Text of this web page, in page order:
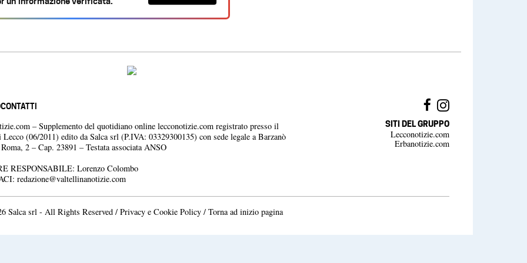
CONTATTI
– Supplemento del quotidiano online lecconotizie.com registrato presso il
(06/2011) edito da Salca srl (P.IVA: 03329300135) con sede legale a Barzanò
2 – Cap. 23891 – Testata associata ANSO
RESPONSABILE: Lorenzo Colombo
redazione@valtellinanotizie.com
SITI DEL GRUPPO
Lecconotizie.com
Erbanotizie.com
Salca srl - All Rights Reserved / Privacy e Cookie Policy / Torna ad inizio pagina